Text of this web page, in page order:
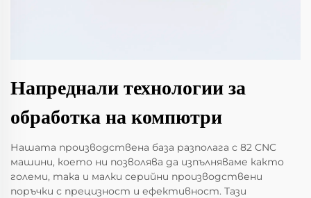
Напреднали технологии за
обработка на компютри
Нашата производствена база разполага с 82 CNC
машини, което ни позволява да изпълняваме както
големи, така и малки серийни производствени
поръчки с прецизност и ефективност. Тази